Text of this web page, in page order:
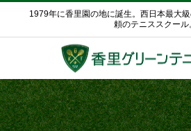
1979年に香里園の地に誕生。西日本最大
頼のテニススクール